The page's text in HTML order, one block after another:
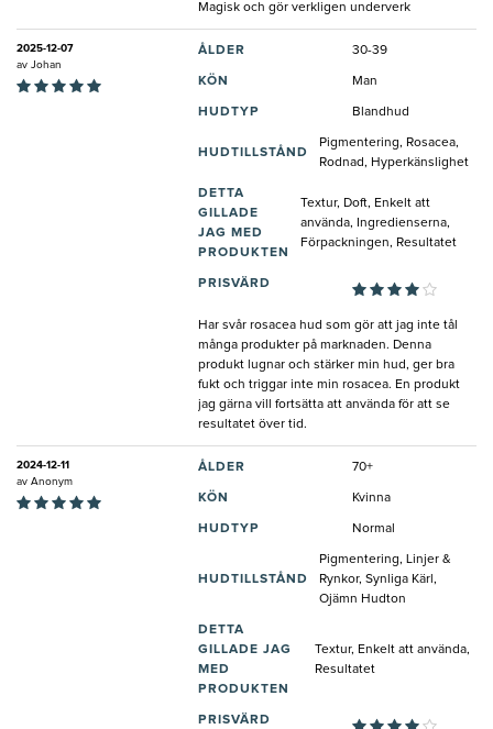
Magisk och gör verkligen underverk
2025-12-07
av Johan
ÅLDER 30-39
KÖN Man
HUDTYP Blandhud
HUDTILLSTÅND
Pigmentering, Rosacea,
Rodnad, Hyperkänslighet
DETTA
GILLADE
JAG MED
PRODUKTEN
Textur, Doft, Enkelt att
använda, Ingredienserna,
Förpackningen, Resultatet
PRISVÄRD
Har svår rosacea hud som gör att jag inte tål
många produkter på marknaden. Denna
produkt lugnar och stärker min hud, ger bra
fukt och triggar inte min rosacea. En produkt
jag gärna vill fortsätta att använda för att se
resultatet över tid.
2024-12-11
av Anonym
ÅLDER 70+
KÖN Kvinna
HUDTYP Normal
HUDTILLSTÅND
Pigmentering, Linjer &
Rynkor, Synliga Kärl,
Ojämn Hudton
DETTA
GILLADE JAG
MED
PRODUKTEN
Textur, Enkelt att använda,
Resultatet
PRISVÄRD